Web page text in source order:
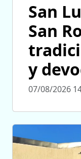
San
San
y
07/08/2026